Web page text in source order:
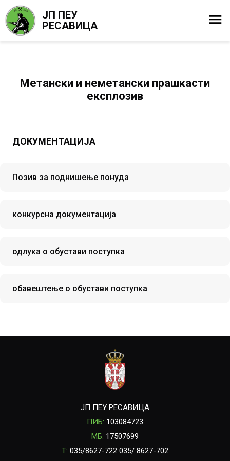
ЈП ПЕУ
РЕСАВИЦА
Метански и неметански прашкасти
експлозив
ДОКУМЕНТАЦИЈА
Позив за поднишење понуда
конкурсна документација
одлука о обустави поступка
обавештење о обустави поступка
ЈП ПЕУ РЕСАВИЦА
ПИБ: 103084723
МБ: 17507699
T: 035/8627-722 035/ 8627-702